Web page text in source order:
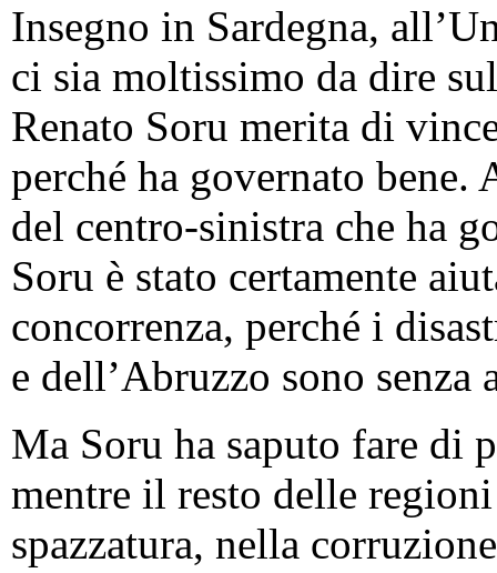
Insegno in Sardegna,
ci sia moltissimo da dire
Renato Soru merita di
perché ha governato bene.
del centro-sinistra che ha
Soru è stato certamente
concorrenza, perché i
e dell’Abruzzo sono senza
Ma Soru ha saputo fare di
mentre il resto delle
spazzatura, nella